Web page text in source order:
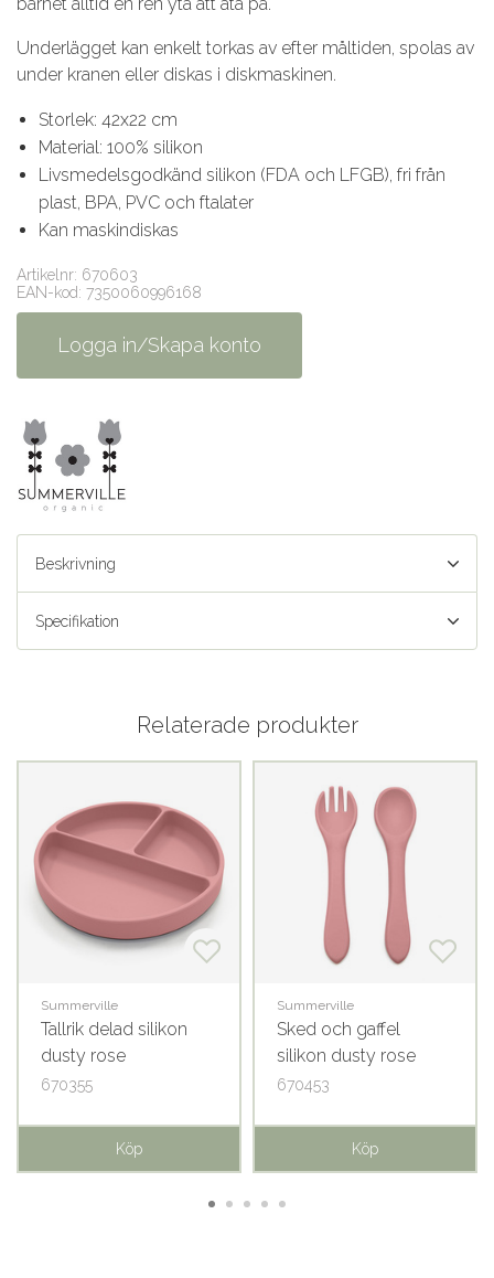
Underlägget kan enkelt torkas av efter måltiden, spolas av
under kranen eller diskas i diskmaskinen.
Storlek: 42x22 cm
Material: 100% silikon
Livsmedelsgodkänd silikon (FDA och LFGB), fri från
plast, BPA, PVC och ftalater
Kan maskindiskas
Artikelnr: 670603
EAN-kod: 7350060996168
Logga in/Skapa konto
Beskrivning
Specifikation
Relaterade produkter
Summerville
Tallrik delad silikon
dusty rose
670355
Köp
Summerville
Sked och gaffel
silikon dusty rose
670453
Köp